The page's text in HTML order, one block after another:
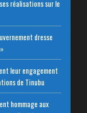
réalisations sur le
dresse
leur engagement
de Tinubu
hommage aux